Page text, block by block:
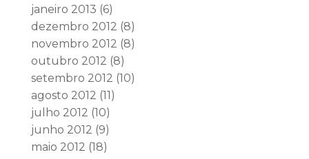
janeiro 2013 (6)
dezembro 2012 (8)
novembro 2012 (8)
outubro 2012 (8)
setembro 2012 (10)
agosto 2012 (11)
julho 2012 (10)
junho 2012 (9)
maio 2012 (18)